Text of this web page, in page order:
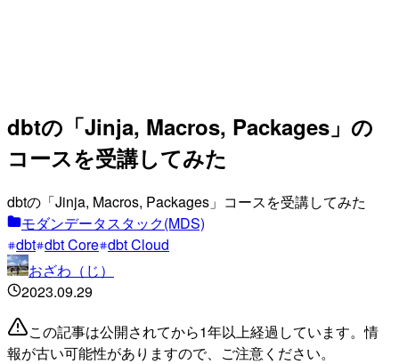
dbtの「Jinja, Macros, Packages」の
コースを受講してみた
dbtの「Jinja, Macros, Packages」コースを受講してみた
モダンデータスタック(MDS)
dbt dbt Core dbt Cloud
おざわ（じ）
2023.09.29
この記事は公開されてから1年以上経過しています。情
報が古い可能性がありますので、ご注意ください。